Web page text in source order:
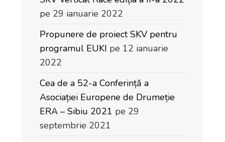
pe 29 ianuarie 2022
Propunere de proiect SKV pentru
programul EUKI pe 12 ianuarie
2022
Cea de a 52-a Conferință a
Asociației Europene de Drumeție
ERA – Sibiu 2021 pe 29
septembrie 2021